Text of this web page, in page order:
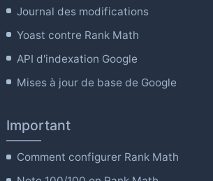
Journal des modifications
Yoast contre Rank Math
API d'indexation Google
Mises à jour de base de Google
Important
Comment configurer Rank Math